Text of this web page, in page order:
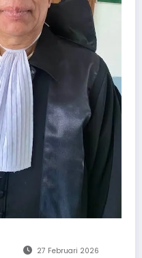
27 Februari 2026